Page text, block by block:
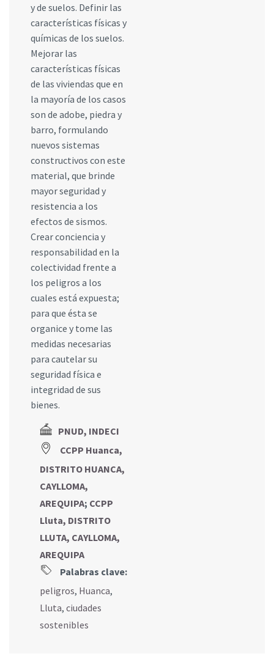
y de suelos. Definir las
características físicas y
químicas de los suelos.
Mejorar las
características físicas
de las viviendas que en
la mayoría de los casos
son de adobe, piedra y
barro, formulando
nuevos sistemas
constructivos con este
material, que brinde
mayor seguridad y
resistencia a los
efectos de sismos.
Crear conciencia y
responsabilidad en la
colectividad frente a
los peligros a los
cuales está expuesta;
para que ésta se
organice y tome las
medidas necesarias
para cautelar su
seguridad física e
integridad de sus
bienes.
PNUD, INDECI
CCPP Huanca,
DISTRITO HUANCA,
CAYLLOMA,
AREQUIPA; CCPP
Lluta, DISTRITO
LLUTA, CAYLLOMA,
AREQUIPA
Palabras clave:
peligros, Huanca,
Lluta, ciudades
sostenibles